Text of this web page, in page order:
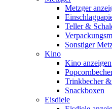
Metzger
Teller &
Sonstiger
Kino
Kino anzeigen
Trinkbecher
Snackboxen
Eisdiele